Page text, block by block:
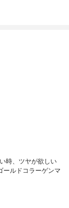
時、ツヤが欲しい
ールドコラーゲンマ